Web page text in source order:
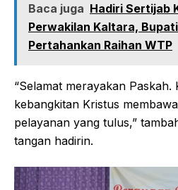
Baca juga Hadiri Sertijab
Perwakilan Kaltara,
Pertahankan Raihan WTP
“Selamat merayakan Paskah.
kebangkitan Kristus
pelayanan yang tulus,”
tangan hadirin.